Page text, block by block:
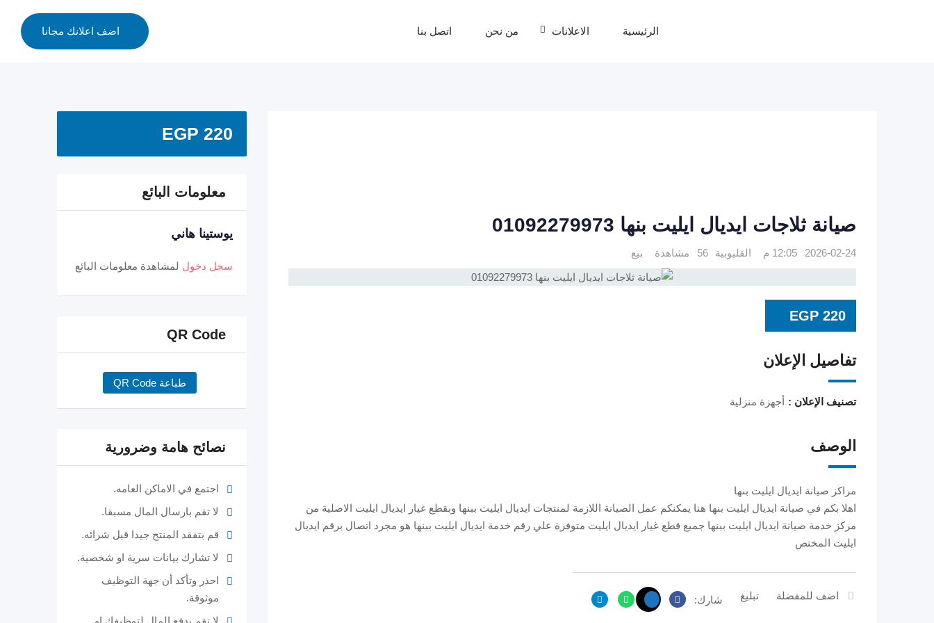
الرئيسية الاعلانات من نحن اتصل بنا اضف اعلانك مجانا
صيانة ثلاجات ايديال ايليت بنها 01092279973
2026-02-24 12:05 م القليوبية 56 مشاهدة بيع
EGP 220
تفاصيل الإعلان
تصنيف الإعلان : أجهزة منزلية
الوصف
مراكز صيانة ايديال ايليت بنها
اهلا بكم في صيانة ايديال ايليت بنها هنا يمكنكم عمل الصيانة اللازمة لمنتجات ايديال ايليت ببنها وبقطع غيار ايديال ايليت الاصلية من
مركز خدمة صيانة ايديال ايليت ببنها جميع قطع غيار ايديال ايليت متوفرة علي رقم خدمة ايديال ايليت ببنها هو مجرد اتصال برقم ايديال
ايليت المختص
اضف للمفضلة تبليغ شارك:
EGP 220
معلومات البائع
يوستينا هاني
سجل دخول لمشاهدة معلومات البائع
QR Code
طباعة QR Code
نصائح هامة وضرورية
اجتمع في الاماكن العامه.
لا تقم بارسال المال مسبقا.
قم بتفقد المنتج جيدا قبل شرائه.
لا تشارك بيانات سرية او شخصية.
احذر وتأكد أن جهة التوظيف
موثوقة.
لا تقم بدفع المال لتوظيفك او